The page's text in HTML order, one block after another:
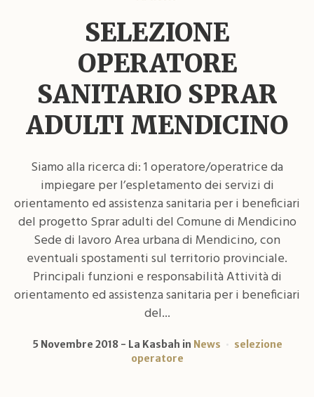
SELEZIONE
OPERATORE
SANITARIO SPRAR
ADULTI MENDICINO
Siamo alla ricerca di: 1 operatore/operatrice da
impiegare per l’espletamento dei servizi di
orientamento ed assistenza sanitaria per i beneficiari
del progetto Sprar adulti del Comune di Mendicino
Sede di lavoro Area urbana di Mendicino, con
eventuali spostamenti sul territorio provinciale.
Principali funzioni e responsabilità Attività di
orientamento ed assistenza sanitaria per i beneficiari
del...
5 Novembre 2018 La Kasbah in News
selezione
operatore